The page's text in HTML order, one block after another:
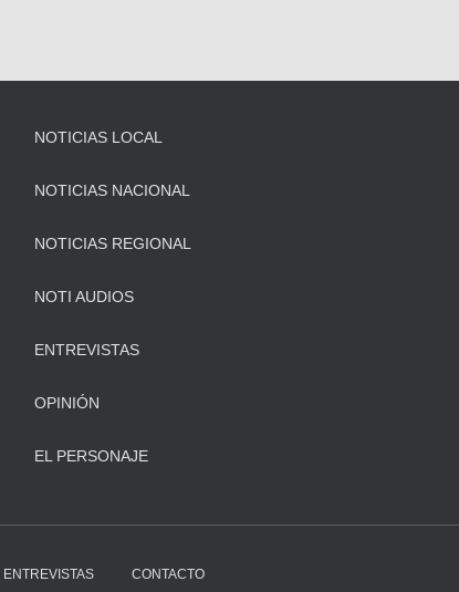
NOTICIAS LOCAL
NOTICIAS NACIONAL
NOTICIAS REGIONAL
NOTI AUDIOS
ENTREVISTAS
OPINIÓN
EL PERSONAJE
ENTREVISTAS CONTACTO